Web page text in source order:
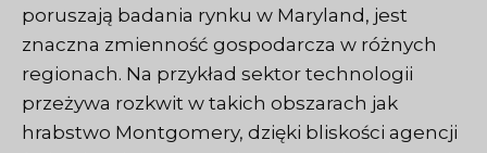
poruszają badania rynku w Maryland, jest
znaczna zmienność gospodarcza w różnych
regionach. Na przykład sektor technologii
przeżywa rozkwit w takich obszarach jak
hrabstwo Montgomery, dzięki bliskości agencji